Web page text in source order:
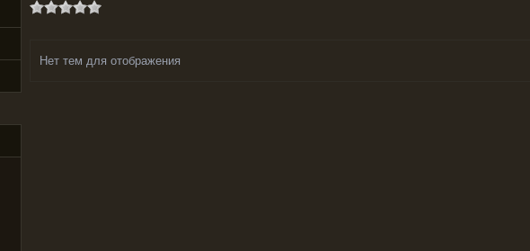
Нет тем для отображения